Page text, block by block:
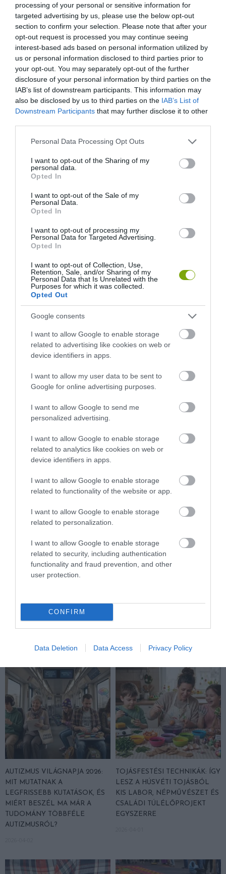
processing of your personal or sensitive information for
targeted advertising by us, please use the below opt-out
section to confirm your selection. Please note that after your
opt-out request is processed you may continue seeing
interest-based ads based on personal information utilized by
us or personal information disclosed to third parties prior to
your opt-out. You may separately opt-out of the further
disclosure of your personal information by third parties on the
IAB’s list of downstream participants. This information may
also be disclosed by us to third parties on the IAB’s List of
Downstream Participants that may further disclose it to other
Please note that this website/app uses one or more Google
not limited to your visit or usage behaviour. You may click to
grant or deny consent to Google and its third-party tags to
use your data for below specified purposes in below Google
consent section.
Personal Data Processing Opt Outs
I want to opt-out of the Sharing of my
personal data.
Opted In
I want to opt-out of the Sale of my
Personal Data.
Opted In
I want to opt-out of processing my
Personal Data for Targeted Advertising.
Opted In
I want to opt-out of Collection, Use,
Retention, Sale, and/or Sharing of my
Personal Data that Is Unrelated with the
Purposes for which it was collected.
Opted Out
Google consents
I want to allow Google to enable storage
related to advertising like cookies on web or
device identifiers in apps.
I want to allow my user data to be sent to
Google for online advertising purposes.
I want to allow Google to send me
personalized advertising.
I want to allow Google to enable storage
related to analytics like cookies on web or
device identifiers in apps.
I want to allow Google to enable storage
related to functionality of the website or app.
I want to allow Google to enable storage
related to personalization.
I want to allow Google to enable storage
related to security, including authentication
functionality and fraud prevention, and other
user protection.
CONFIRM
Data Deletion Data Access Privacy Policy
EGY ELSÜLLYEDT HAJÓ
TEXTILJEI ÚJRA ÖSSZEÁLLTAK:
A RUHA, AMELY TÚLÉLTE A
TENGERT
2026-06-29
NEM MINDENKI MENEKÜLT
POMPEJIBEN: LEHET, HOGY
EGY ORVOS A VÉGSŐKIG
SEGÍTENI PRÓBÁLT
2026-06-23
ÉVES: AZ EMBER, AKI
MEGTANÍTOTTA A VILÁGNAK,
TERMÉSZETET
2026-05-08
FÉREGÉRT – CSAK ÉPPEN NEM
VÁRÓLISTÁKNAK? A
LEGKEGYETLENEBB
2026-04-22
AUDHD: AMIKOR AZ AUTIZMUS
ÉS AZ ADHD EGYÜTT
EGÉSZEN MÁS ARCOT MUTAT
2026-04-21
VARÁZSGOMBÁK A
MINT VALAHA, DE A
TUDOMÁNY MÉG CSAK MOST
PRÓBÁL FELZÁRKÓZNI
AUTIZMUS VILÁGNAPJA 2026:
MIT MUTATNAK A
LEGFRISSEBB KUTATÁSOK, ÉS
MIÉRT BESZÉL MA MÁR A
TUDOMÁNY TÖBBFÉLE
AUTIZMUSRÓL?
TOJÁSFESTÉSI TECHNIKÁK: ÍGY
LESZ A HÚSVÉTI TOJÁSBÓL
KIS LABOR, NÉPMŰVÉSZET ÉS
CSALÁDI TÚLÉLŐPROJEKT
EGYSZERRE